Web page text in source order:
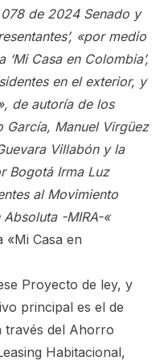
de 2024 Senado y
«por medio
Casa en Colombia’,
en el exterior, y
de autoría de los
García, Manuel Virgüez
Villabón y la
Bogotá Irma Luz
al Movimiento
-MIRA-«
«Mi Casa en
Proyecto de ley, y
principal es el de
través del Ahorro
Habitacional,